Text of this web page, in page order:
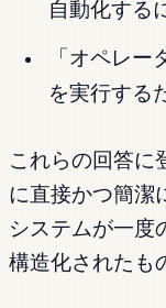
自動化する
「オペレー
を実行する
これらの回答に
に直接かつ簡潔
システムが一度
構造化されたも